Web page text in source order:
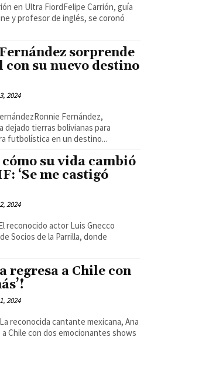
en Ultra FiordFelipe Carrión, guía
y profesor de inglés, se coronó
sorprende
su nuevo destino
2024
Fernández,
tierras bolivianas para
futbolística en un destino...
su vida cambió
‘Se me castigó
2024
reconocido actor Luis Gnecco
Socios de la Parrilla, donde
regresa a Chile con
2024
reconocida cantante mexicana, Ana
Chile con dos emocionantes shows